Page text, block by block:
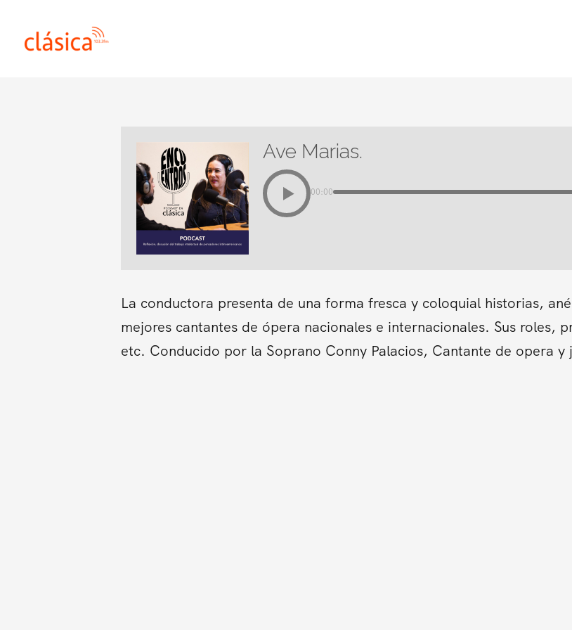
contenido
Ave Marias.
00:00
La conductora presenta de una forma fresca y coloquial historias,
mejores cantantes de ópera nacionales e internacionales. Sus roles,
etc. Conducido por la Soprano Conny Palacios, Cantante de opera y